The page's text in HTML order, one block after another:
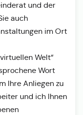
und der
auch
im Ort
Welt“
Wort
Ihre Anliegen zu
und ich Ihnen